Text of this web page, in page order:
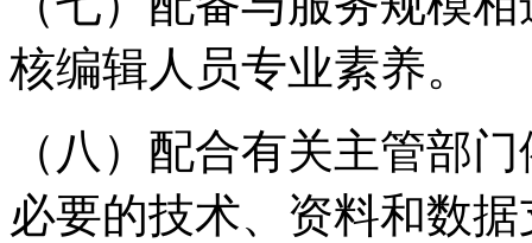
核编辑人员专业素养。
（八）配合有关主管部
必要的技术、资料和数